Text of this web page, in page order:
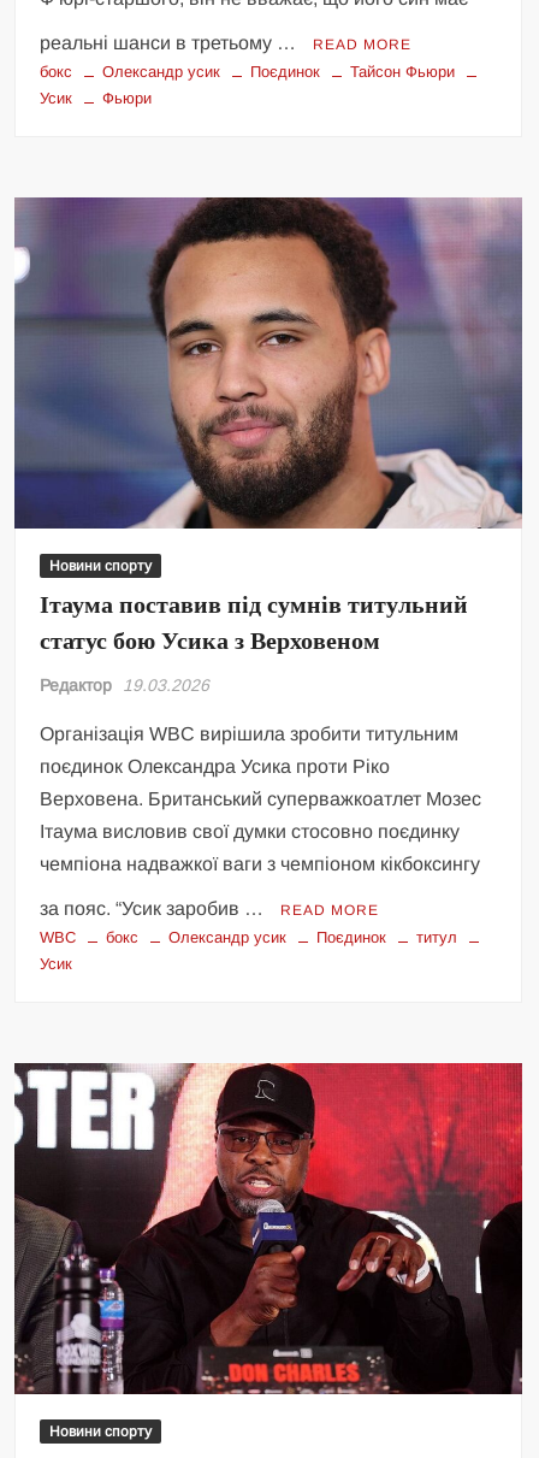
реальні шанси в третьому … READ MORE
бокс Олександр усик Поєдинок
Тайсон Фьюри
Усик
Фьюри
Новини спорту
Ітаума поставив під сумнів титульний
статус бою Усика з Верховеном
Редактор 19.03.2026
Організація WBC вирішила зробити титульним
поєдинок Олександра Усика проти Ріко
Верховена. Британський суперважкоатлет Мозес
Ітаума висловив свої думки стосовно поєдинку
чемпіона надважкої ваги з чемпіоном кікбоксингу
за пояс. “Усик заробив … READ MORE
WBC бокс Олександр усик Поєдинок
титул
Усик
Новини спорту